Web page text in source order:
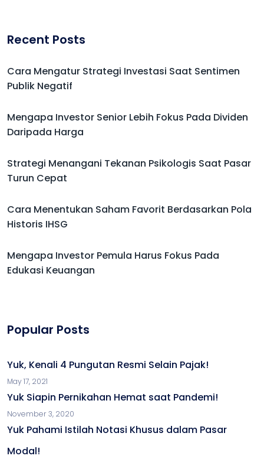
Recent Posts
Cara Mengatur Strategi Investasi Saat Sentimen
Publik Negatif
Mengapa Investor Senior Lebih Fokus Pada Dividen
Daripada Harga
Strategi Menangani Tekanan Psikologis Saat Pasar
Turun Cepat
Cara Menentukan Saham Favorit Berdasarkan Pola
Historis IHSG
Mengapa Investor Pemula Harus Fokus Pada
Edukasi Keuangan
Popular Posts
Yuk, Kenali 4 Pungutan Resmi Selain Pajak!
May 17, 2021
Yuk Siapin Pernikahan Hemat saat Pandemi!
November 3, 2020
Yuk Pahami Istilah Notasi Khusus dalam Pasar
Modal!